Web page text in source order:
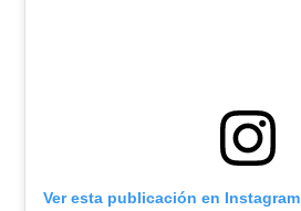
Ver esta publicación en Instagram